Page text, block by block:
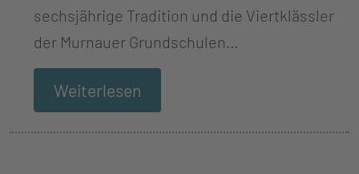
sechsjährige Tradition und die Viertklässler
der Murnauer Grundschulen…
Weiterlesen